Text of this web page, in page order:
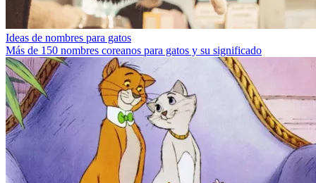
Ideas de nombres para gatos
Más de 150 nombres coreanos para gatos y su significado